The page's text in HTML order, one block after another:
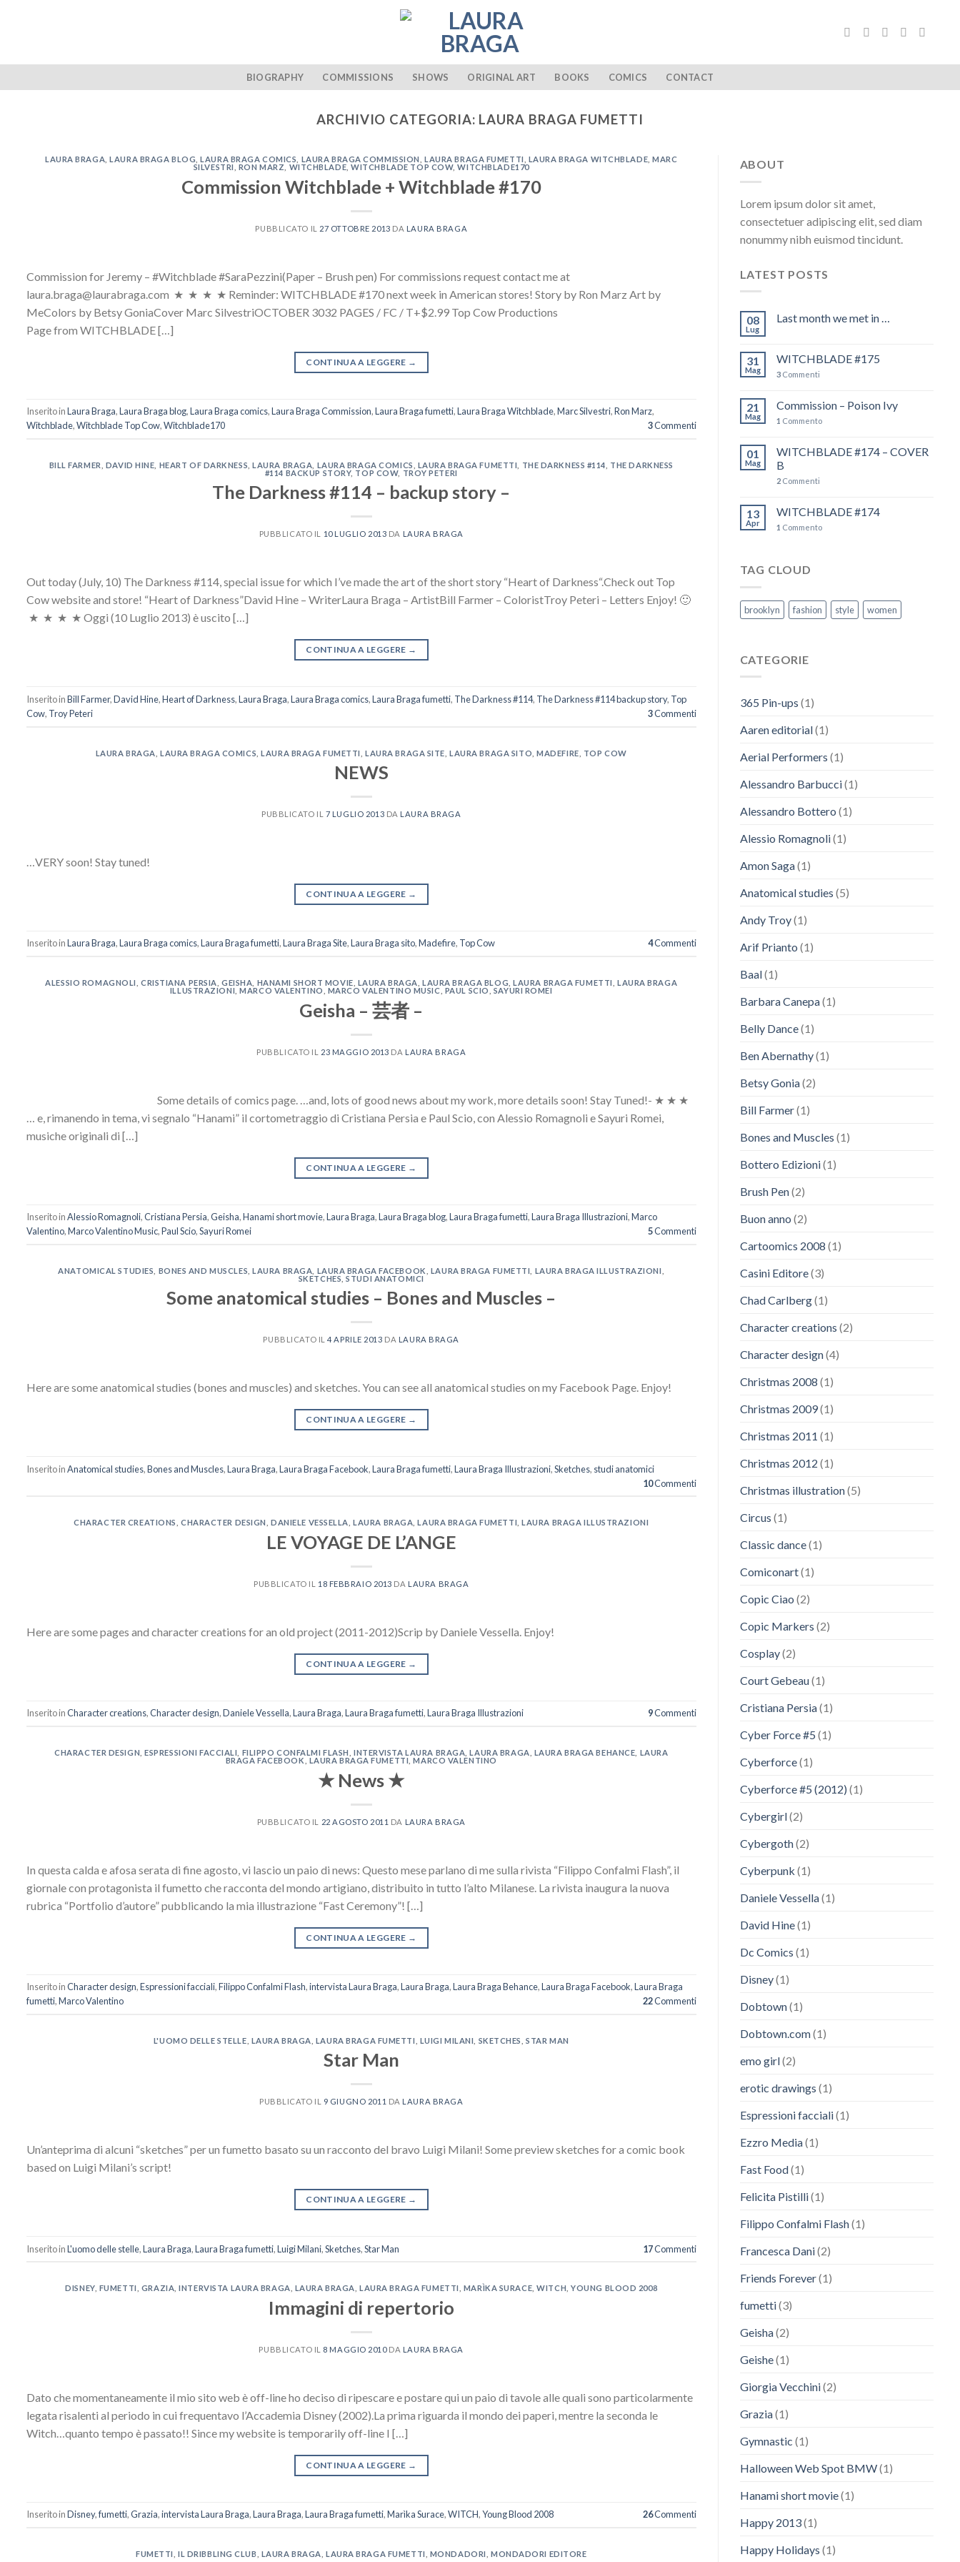
BIOGRAPHY COMMISSIONS SHOWS ORIGINAL ART BOOKS COMICS CONTACT
ARCHIVIO CATEGORIA: LAURA BRAGA FUMETTI
LAURA BRAGA ,LAURA BRAGA BLOG ,LAURA BRAGA COMICS LAURA BRAGA COMMISSION ,LAURA BRAGA FUMETTI LAURA BRAGA WITCHBLADE ,MARC
SILVESTRI
RON MARZ WITCHBLADE ,WITCHBLADE TOP COW,WITCHBLADE170
Commission Witchblade + Witchblade #170
PUBBLICATO IL 27 OTTOBRE 2013 DA LAURA BRAGA
Commission for Jeremy – #Witchblade #SaraPezzini(Paper – Brush pen) For commissions request contact me at
laura.braga@laurabraga.com ★ ★ ★ ★ Reminder: WITCHBLADE #170 next week in American stores! Story by Ron Marz Art by
MeColors by Betsy GoniaCover Marc SilvestriOCTOBER 3032 PAGES / FC / T+$2.99 Top Cow Productions
Page from WITCHBLADE […]
CONTINUA A LEGGERE →
Inserito inLaura Braga,Laura Braga blog,Laura Braga comics,Laura Braga Commission,Laura Braga fumetti,Laura Braga Witchblade,Marc Silvestri,Ron Marz,
Witchblade,Witchblade Top Cow,Witchblade170 3Commenti
BILL FARMER DAVID HINE HEART OF DARKNESS ,LAURA BRAGA LAURA BRAGA COMICS LAURA BRAGA FUMETTI THE DARKNESS #114
THE DARKNESS
#114 BACKUP STORY, TOP COW, TROY PETERI
The Darkness #114 – backup story –
PUBBLICATO IL 10 LUGLIO 2013 DA LAURA BRAGA
Out today (July, 10) The Darkness #114, special issue for which I’ve made the art of the short story “Heart of Darkness“.Check out Top
Cow website and store! “Heart of Darkness”David Hine – WriterLaura Braga – ArtistBill Farmer – ColoristTroy Peteri – Letters Enjoy! 🙂
★ ★ ★ ★ Oggi (10 Luglio 2013) è uscito […]
CONTINUA A LEGGERE →
Inserito inBill Farmer,David Hine,Heart of Darkness,Laura Braga,Laura Braga comics,Laura Braga fumetti, The Darkness #114, The Darkness #114 backup story, Top
Cow, Troy Peteri 3Commenti
LAURA BRAGA ,LAURA BRAGA COMICS ,LAURA BRAGA FUMETTI ,LAURA BRAGA SITE ,LAURA BRAGA SITO ,MADEFIRE TOP COW
NEWS
PUBBLICATO IL 7 LUGLIO 2013 DA LAURA BRAGA
…VERY soon! Stay tuned!
CONTINUA A LEGGERE →
Inserito inLaura Braga,Laura Braga comics,Laura Braga fumetti,Laura Braga Site,Laura Braga sito,Madefire, Top Cow 4Commenti
ALESSIO ROMAGNOLI CRISTIANA PERSIA ,GEISHA HANAMI SHORT MOVIE LAURA BRAGA ,LAURA BRAGA BLOG ,LAURA BRAGA FUMETTI
LAURA BRAGA
ILLUSTRAZIONI ,MARCO VALENTINO MARCO VALENTINO MUSIC PAUL SCIO SAYURI ROMEI
Geisha – 芸者 –
PUBBLICATO IL 23 MAGGIO 2013 DA LAURA BRAGA
Some details of comics page. …and, lots of good news about my work, more details soon! Stay Tuned!- ★ ★ ★
… e, rimanendo in tema, vi segnalo “Hanami” il cortometraggio di Cristiana Persia e Paul Scio, con Alessio Romagnoli e Sayuri Romei,
musiche originali di […]
CONTINUA A LEGGERE →
Inserito inAlessio Romagnoli,Cristiana Persia,Geisha,Hanami short movie,Laura Braga,Laura Braga blog,Laura Braga fumetti,Laura Braga Illustrazioni,Marco
Valentino,Marco Valentino Music,Paul Scio,Sayuri Romei 5Commenti
ANATOMICAL STUDIES BONES AND MUSCLES ,LAURA BRAGA LAURA BRAGA FACEBOOK LAURA BRAGA FUMETTI LAURA BRAGA ILLUSTRAZIONI
SKETCHES ,STUDI ANATOMICI
Some anatomical studies – Bones and Muscles –
PUBBLICATO IL4 APRILE 2013 DA LAURA BRAGA
Here are some anatomical studies (bones and muscles) and sketches. You can see all anatomical studies on my Facebook Page. Enjoy!
CONTINUA A LEGGERE →
Inserito inAnatomical studies,Bones and Muscles,Laura Braga,Laura Braga Facebook,Laura Braga fumetti,Laura Braga Illustrazioni,Sketches, studi anatomici
10Commenti
CHARACTER CREATIONS CHARACTER DESIGN ,DANIELE VESSELLA ,LAURA BRAGA ,LAURA BRAGA FUMETTI ,LAURA BRAGA ILLUSTRAZIONI
LE VOYAGE DE L’ANGE
PUBBLICATO IL 18 FEBBRAIO 2013 DA LAURA BRAGA
Here are some pages and character creations for an old project (2011-2012)Scrip by Daniele Vessella. Enjoy!
CONTINUA A LEGGERE →
Inserito inCharacter creations,Character design,Daniele Vessella,Laura Braga,Laura Braga fumetti,Laura Braga Illustrazioni 9Commenti
CHARACTER DESIGN ,ESPRESSIONI FACCIALI FILIPPO CONFALMI FLASH ,INTERVISTA LAURA BRAGA ,LAURA BRAGA LAURA BRAGA BEHANCE LAURA
BRAGA FACEBOOK
LAURA BRAGA FUMETTI ,MARCO VALENTINO
★ News ★
PUBBLICATO IL 22 AGOSTO 2011 DA LAURA BRAGA
In questa calda e afosa serata di fine agosto, vi lascio un paio di news: Questo mese parlano di me sulla rivista “Filippo Confalmi Flash”, il
giornale con protagonista il fumetto che racconta del mondo artigiano, distribuito in tutto l’alto Milanese. La rivista inaugura la nuova
rubrica “Portfolio d’autore” pubblicando la mia illustrazione “Fast Ceremony”! […]
CONTINUA A LEGGERE →
Inserito inCharacter design,Espressioni facciali,Filippo Confalmi Flash,intervista Laura Braga,Laura Braga,Laura Braga Behance,Laura Braga Facebook,Laura Braga
fumetti,Marco Valentino 22Commenti
L'UOMO DELLE STELLE LAURA BRAGA LAURA BRAGA FUMETTI LUIGI MILANI SKETCHES ,STAR MAN
Star Man
PUBBLICATO IL 9 GIUGNO 2011 DA LAURA BRAGA
Un’anteprima di alcuni “sketches” per un fumetto basato su un racconto del bravo Luigi Milani! Some preview sketches for a comic book
based on Luigi Milani’s script!
CONTINUA A LEGGERE →
Inserito inL'uomo delle stelle,Laura Braga,Laura Braga fumetti,Luigi Milani,Sketches,Star Man 17Commenti
DISNEY, FUMETTI GRAZIA ,INTERVISTA LAURA BRAGA LAURA BRAGA ,LAURA BRAGA FUMETTI MARÌKA SURACE ,WITCH ,YOUNG BLOOD 2008
Immagini di repertorio
PUBBLICATO IL 8 MAGGIO 2010DA LAURA BRAGA
Dato che momentaneamente il mio sito web è off-line ho deciso di ripescare e postare qui un paio di tavole alle quali sono particolarmente
legata risalenti al periodo in cui frequentavo l’Accademia Disney (2002).La prima riguarda il mondo dei paperi, mentre la seconda le
Witch…quanto tempo è passato!! Since my website is temporarily off-line I […]
CONTINUA A LEGGERE →
Inserito inDisney,fumetti,Grazia,intervista Laura Braga,Laura Braga,Laura Braga fumetti,Marìka Surace,WITCH,Young Blood 2008 26Commenti
FUMETTI ,IL DRIBBLING CLUB LAURA BRAGA ,LAURA BRAGA FUMETTI MONDADORI MONDADORI EDITORE
ABOUT
Lorem ipsum dolor sit amet,
consectetuer adipiscing elit, sed diam
nonummy nibh euismod tincidunt.
LATEST POSTS
08
Lug
Last month we met in …
31
Mag
WITCHBLADE #175
3Commenti
21
Mag
Commission – Poison Ivy
1 Commento
01
Mag
WITCHBLADE #174 – COVER
B
2Commenti
13
Apr
WITCHBLADE #174
1 Commento
TAG CLOUD
brooklyn fashion style women
CATEGORIE
365 Pin-ups (1)
Aaren editorial(1)
Aerial Performers (1)
Alessandro Barbucci(1)
Alessandro Bottero (1)
Alessio Romagnoli(1)
Amon Saga(1)
Anatomical studies (5)
Andy Troy(1)
Arif Prianto (1)
Baal(1)
Barbara Canepa(1)
Belly Dance(1)
Ben Abernathy(1)
Betsy Gonia(2)
Bill Farmer(1)
Bones and Muscles (1)
Bottero Edizioni(1)
Brush Pen(2)
Buon anno (2)
Cartoomics 2008 (1)
Casini Editore(3)
Chad Carlberg(1)
Character creations (2)
Character design(4)
Christmas 2008 (1)
Christmas 2009(1)
Christmas 2011 (1)
Christmas 2012 (1)
Christmas illustration(5)
Circus (1)
Classic dance(1)
Comiconart(1)
Copic Ciao (2)
Copic Markers (2)
Cosplay(2)
Court Gebeau(1)
Cristiana Persia(1)
Cyber Force #5 (1)
Cyberforce(1)
Cyberforce #5 (2012) (1)
Cybergirl(2)
Cybergoth(2)
Cyberpunk (1)
Daniele Vessella(1)
David Hine(1)
Dc Comics (1)
Disney(1)
Dobtown(1)
Dobtown.com(1)
emo girl(2)
erotic drawings (1)
Espressioni facciali(1)
Ezzro Media(1)
Fast Food(1)
Felicita Pistilli(1)
Filippo Confalmi Flash(1)
Francesca Dani(2)
Friends Forever(1)
fumetti(3)
Geisha(2)
Geishe(1)
Giorgia Vecchini(2)
Grazia(1)
Gymnastic (1)
Halloween Web Spot BMW(1)
Hanami short movie(1)
Happy 2013(1)
Happy Holidays (1)